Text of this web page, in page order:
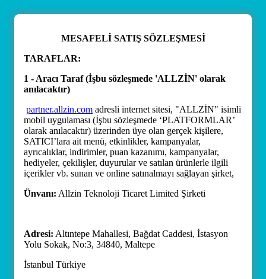
MESAFELİ SATIŞ SÖZLEŞMESİ
TARAFLAR:
1 - Aracı Taraf (İşbu sözleşmede 'ALLZİN' olarak
anılacaktır)
partner.allzin.com adresli internet sitesi, "ALLZİN" isimli
mobil uygulaması (İşbu sözleşmede ‘PLATFORMLAR’
olarak anılacaktır) üzerinden üye olan gerçek kişilere,
SATICI’lara ait menü, etkinlikler, kampanyalar,
ayrıcalıklar, indirimler, puan kazanımı, kampanyalar,
hediyeler, çekilişler, duyurular ve satılan ürünlerle ilgili
içerikler vb. sunan ve online satınalmayı sağlayan şirket,
Ünvanı: Allzin Teknoloji Ticaret Limited Şirketi
Adresi: Altıntepe Mahallesi, Bağdat Caddesi, İstasyon
Yolu Sokak, No:3, 34840, Maltepe
İstanbul Türkiye